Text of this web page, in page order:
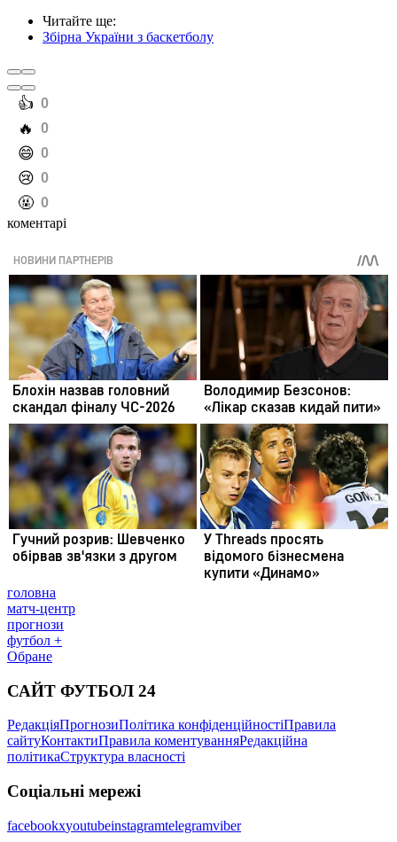
Читайте ще:
Збірна України з баскетболу
️👍 0
️🔥 0
️😄 0
️😢 0
️🤬 0
коментарі
головна
матч-центр
прогнози
футбол +
Обране
САЙТ ФУТБОЛ 24
РедакціяПрогнозиПолітика конфіденційностіПравила
сайтуКонтактиПравила коментуванняРедакційна
політикаСтруктура власності
Соціальні мережі
facebookxyoutubeinstagramtelegramviber